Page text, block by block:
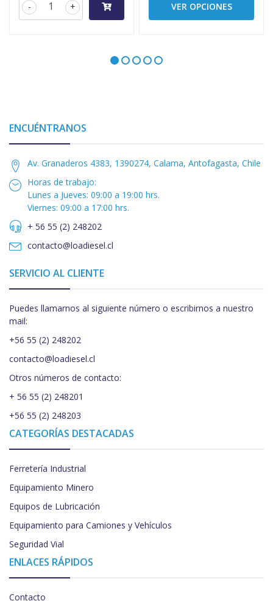
+
- VER OPCIONES
ENCUÉNTRANOS
Av. Granaderos 4383, 1390274, Calama, Antofagasta, Chile
Horas de trabajo:
Lunes a Jueves: 09:00 a 19:00 hrs.
Viernes: 09:00 a 17:00 hrs.
+ 56 55 (2) 248202
contacto@loadiesel.cl
SERVICIO AL CLIENTE
Puedes llamarnos al siguiente número o escribirnos a nuestro
mail:
+56 55 (2) 248202
contacto@loadiesel.cl
Otros números de contacto:
+ 56 55 (2) 248201
+56 55 (2) 248203
CATEGORÍAS DESTACADAS
Ferretería Industrial
Equipamiento Minero
Equipos de Lubricación
Equipamiento para Camiones y Vehículos
Seguridad Vial
ENLACES RÁPIDOS
Contacto